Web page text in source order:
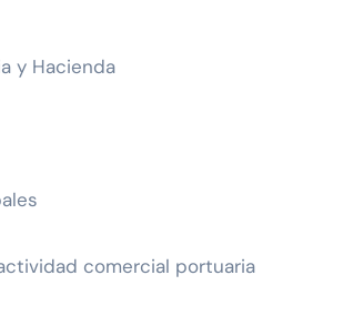
y Hacienda
comercial portuaria